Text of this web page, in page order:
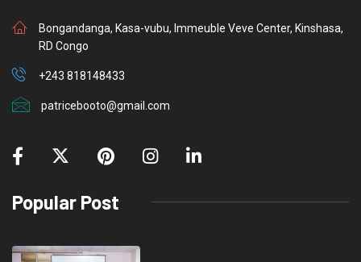
Bongandanga, Kasa-vubu, Immeuble Veve Center, Kinshasa,
RD Congo
+243 818148433
patricebooto@gmail.com
Popular Post